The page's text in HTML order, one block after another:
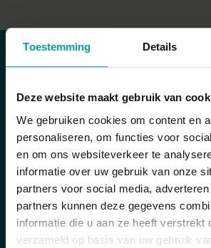
Toestemming Details
Deze website maakt gebruik van
We gebruiken cookies om content en
personaliseren, om functies voor
en om ons websiteverkeer te
informatie over uw gebruik van onze
partners voor social media,
partners kunnen deze gegevens
informatie die u aan ze heeft verstrekt
verzameld op basis van uw gebruik